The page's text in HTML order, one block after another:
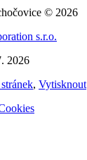
© 2026
s.r.o.
2026
, Vytisknout